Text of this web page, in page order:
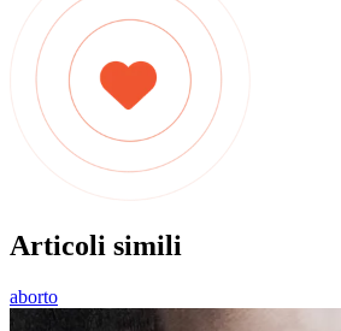
Articoli simili
aborto